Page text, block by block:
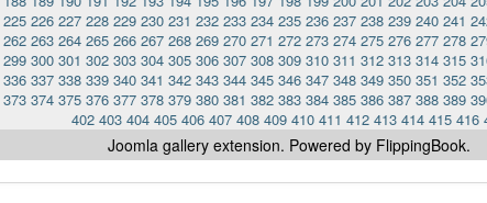
225 226 227 228 229 230 231 232 233 234 235 236 237 238 239 240 241
262 263 264 265 266 267 268 269 270 271 272 273 274 275 276 277 278
299 300 301 302 303 304 305 306 307 308 309 310 311 312 313 314 315
336 337 338 339 340 341 342 343 344 345 346 347 348 349 350 351 352
373 374 375 376 377 378 379 380 381 382 383 384 385 386 387 388 389
402 403 404 405 406 407 408 409 410 411 412 413 414 415 416
Joomla gallery extension. Powered by FlippingBook.